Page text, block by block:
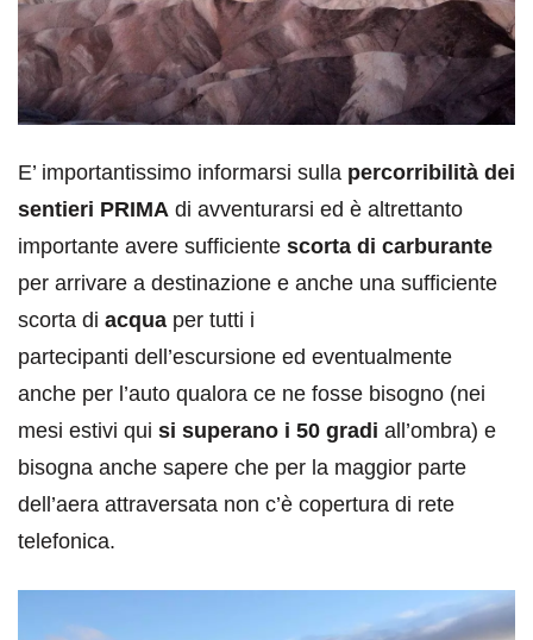
E’ importantissimo informarsi sulla percorribilità dei
sentieri PRIMA di avventurarsi ed è altrettanto
importante avere sufficiente scorta di carburante
per arrivare a destinazione e anche una sufficiente
scorta di acqua per tutti i
partecipanti dell’escursione ed eventualmente
anche per l’auto qualora ce ne fosse bisogno (nei
mesi estivi qui si superano i 50 gradi all’ombra) e
bisogna anche sapere che per la maggior parte
dell’aera attraversata non c’è copertura di rete
telefonica.